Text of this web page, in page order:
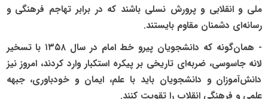
ملی و انقلابی و پرورش نسلی باشند که در برابر تهاجم فرهنگی و
رسانه‌ای دشمنان مقاوم بایستند.
- همان‌گونه که دانشجویان پیرو خط امام در سال ۱۳۵۸ با تسخیر
لانه جاسوسی، ضربه‌ای تاریخی بر پیکره استکبار وارد کردند، امروز نیز
دانش‌آموزان و دانشجویان باید با علم، ایمان و خودباوری، جبهه